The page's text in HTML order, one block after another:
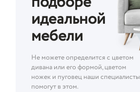
идеальной
мебели
Не можете определится с цветом
дивана или его формой, цветом
ножек и пуговец наши специалисты
помогут в этом.